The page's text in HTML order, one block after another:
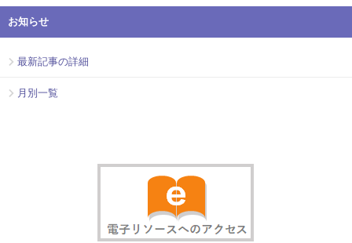
お知らせ
最新記事の詳細
月別一覧